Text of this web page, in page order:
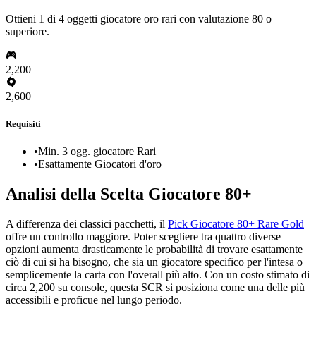
Ottieni 1 di 4 oggetti giocatore oro rari con valutazione 80 o
superiore.
2,200
2,600
Requisiti
•Min. 3 ogg. giocatore Rari
•Esattamente Giocatori d'oro
Analisi della Scelta Giocatore 80+
A differenza dei classici pacchetti, il Pick Giocatore 80+ Rare Gold
offre un controllo maggiore. Poter scegliere tra quattro diverse
opzioni aumenta drasticamente le probabilità di trovare esattamente
ciò di cui si ha bisogno, che sia un giocatore specifico per l'intesa o
semplicemente la carta con l'overall più alto. Con un costo stimato di
circa 2,200 su console, questa SCR si posiziona come una delle più
accessibili e proficue nel lungo periodo.